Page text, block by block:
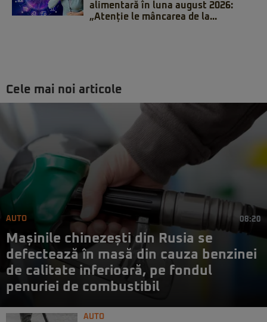
alimentară în luna august 2026:
„Atenție le mâncarea de la...
Cele mai noi articole
AUTO 08:20
Mașinile chinezești din Rusia se
defectează în masă din cauza benzinei
de calitate inferioară, pe fondul
penuriei de combustibil
AUTO